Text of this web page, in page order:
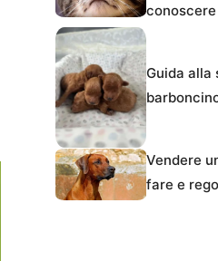
conoscere
Guida alla
Vendere
fare e